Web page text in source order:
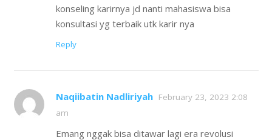
konseling karirnya jd nanti mahasiswa bisa
konsultasi yg terbaik utk karir nya
Reply
Naqiibatin Nadliriyah February 23, 2023 2:08
am
Emang nggak bisa ditawar lagi era revolusi